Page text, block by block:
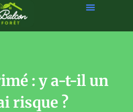
: y a-t-il un
risque ?